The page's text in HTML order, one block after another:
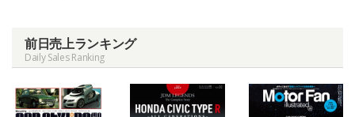
前日売上ランキング
Daily Sales Ranking